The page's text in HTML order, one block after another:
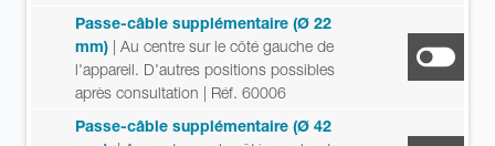
Passe-câble supplémentaire (Ø 22
mm) | Au centre sur le côté gauche de
l'appareil. D'autres positions possibles
après consultation | Réf. 60006
Passe-câble supplémentaire (Ø 42